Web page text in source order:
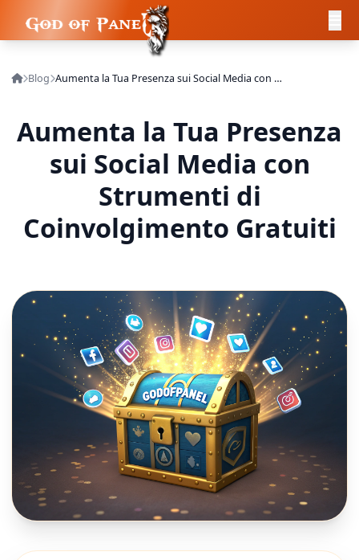
Blog Aumenta la Tua Presenza sui Social Media con Strumenti di Coinvolgimento Gratuiti
Aumenta la Tua Presenza
sui Social Media con
Strumenti di
Coinvolgimento Gratuiti